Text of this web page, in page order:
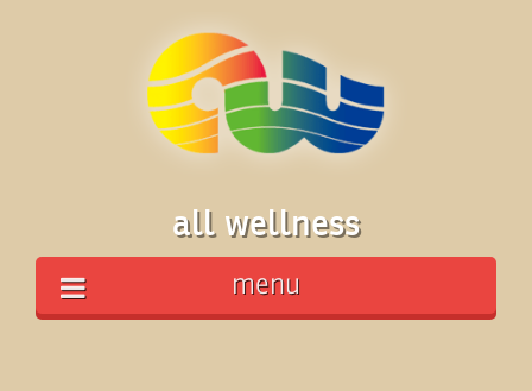
all wellness
menu